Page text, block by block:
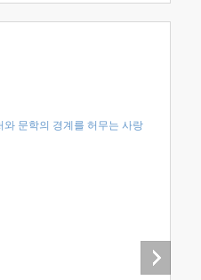
문학의 경계를 허무는 사랑